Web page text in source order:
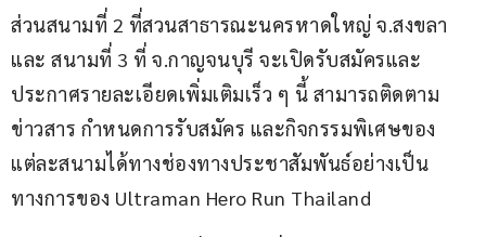
ส่วนสนามที่ 2 ที่สวนสาธารณะนครหาดใหญ่ จ.สงขลา
และ สนามที่ 3 ที่ จ.กาญจนบุรี จะเปิดรับสมัครและ
ประกาศรายละเอียดเพิ่มเติมเร็ว ๆ นี้ สามารถติดตาม
ข่าวสาร กำหนดการรับสมัคร และกิจกรรมพิเศษของ
แต่ละสนามได้ทางช่องทางประชาสัมพันธ์อย่างเป็น
ทางการของ Ultraman Hero Run Thailand